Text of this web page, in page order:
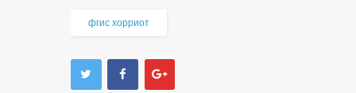
фгис хорриот